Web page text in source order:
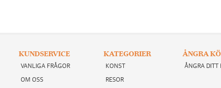
KUNDSERVICE
VANLIGA FRÅGOR
OM OSS
KATEGORIER
KONST
RESOR
ÅNGRA
ÅNGRA DITT